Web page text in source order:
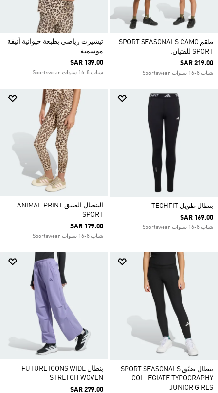
طقم SPORT SEASONALS CAMO
SPORT للفتيان.
SAR 219.00
شباب 8-16 سنوات Sportswear
تيشيرت رياضي بطبعة حيوانية أنيقة
موسمية
SAR 139.00
شباب 8-16 سنوات Sportswear
بنطال طويل TECHFIT
SAR 169.00
شباب 8-16 سنوات Sportswear
البنطال الضيق ANIMAL PRINT
SPORT
SAR 179.00
شباب 8-16 سنوات Sportswear
بنطال ضيّق SPORT SEASONALS
COLLEGIATE TYPOGRAPHY
JUNIOR GIRLS
بنطال FUTURE ICONS WIDE
STRETCH WOVEN
SAR 279.00